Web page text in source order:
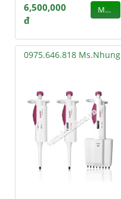
6,500,000
đ
MUA
0975.646.818 Ms.Nhung